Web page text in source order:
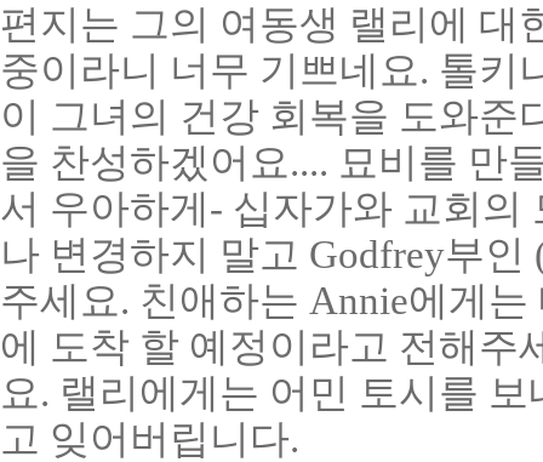
편지는 그의 여동생 랠리에 대
중이라니 너무 기쁘네요. 톨키
이 그녀의 건강 회복을 도와준
을 찬성하겠어요.... 묘비를 만
서 우아하게- 십자가와 교회
나 변경하지 말고 Godfrey부
주세요. 친애하는 Annie에게
에 도착 할 예정이라고 전해주
요. 랠리에게는 어민 토시를
고 잊어버립니다.